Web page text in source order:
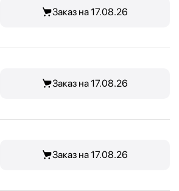
Заказ на 17.08.26
Заказ на 17.08.26
Заказ на 17.08.26